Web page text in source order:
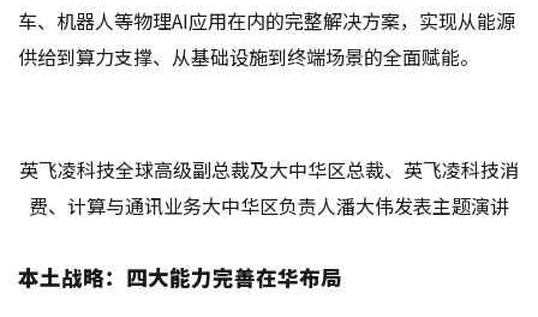
车、机器人等物理AI应用在内的完整解决方案，实现从能源
供给到算力支撑、从基础设施到终端场景的全面赋能。
英飞凌科技全球高级副总裁及大中华区总裁、英飞凌科技消
费、计算与通讯业务大中华区负责人潘大伟发表主题演讲
本土战略：四大能力完善在华布局